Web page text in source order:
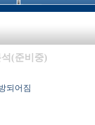
(준비중)
되어짐